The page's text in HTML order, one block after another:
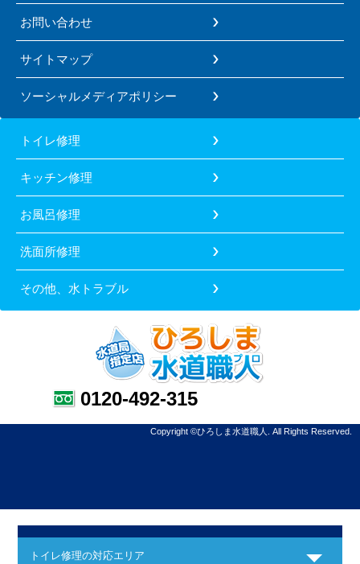
お問い合わせ
サイトマップ
ソーシャルメディアポリシー
トイレ修理
キッチン修理
お風呂修理
洗面所修理
その他、水トラブル
0120-492-315
Copyright ©ひろしま水道職人. All Rights Reserved.
トイレ修理の対応エリア